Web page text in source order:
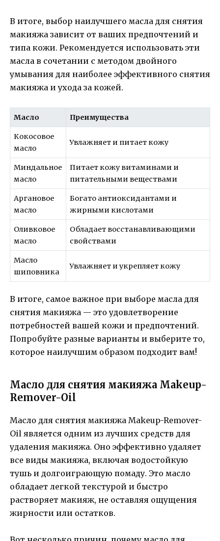
В итоге, выбор наилучшего масла для снятия
макияжа зависит от ваших предпочтений и
типа кожи. Рекомендуется использовать эти
масла в сочетании с методом двойного
умывания для наиболее эффективного снятия
макияжа и ухода за кожей.
Масло Преимущества
Кокосовое
масло
Увлажняет и питает кожу
Миндальное
масло
Питает кожу витаминами и
питательными веществами
Аргановое
масло
Богато антиоксидантами и
жирными кислотами
Оливковое
масло
Обладает восстанавливающими
свойствами
Масло
шиповника
Увлажняет и укрепляет кожу
В итоге, самое важное при выборе масла для
снятия макияжа — это удовлетворение
потребностей вашей кожи и предпочтений.
Попробуйте разные варианты и выберите то,
которое наилучшим образом подходит вам!
Масло для снятия макияжа Makeup-
Remover-Oil
Масло для снятия макияжа Makeup-Remover-
Oil является одним из лучших средств для
удаления макияжа. Оно эффективно удаляет
все виды макияжа, включая водостойкую
тушь и долгоиграющую помаду. Это масло
обладает легкой текстурой и быстро
растворяет макияж, не оставляя ощущения
жирности или остатков.